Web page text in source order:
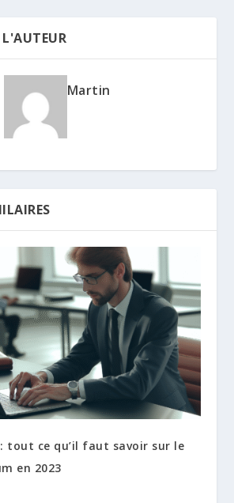
L'AUTEUR
Martin
tout ce qu’il faut savoir sur le
en 2023